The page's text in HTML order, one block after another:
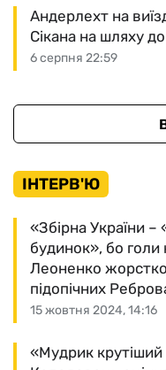
6 серпня 22:59
Андерлехт на
Сікана на шляху
ІНТЕРВ'Ю
15 жовтня 2024, 14:16
«Збірна України –
будинок», бо
Леоненко жорстко
підопічних
«Мудрик